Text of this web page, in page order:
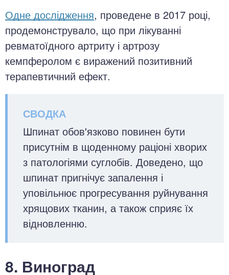
Одне дослідження, проведене в 2017 році,
продемонструвало, що при лікуванні
ревматоїдного артриту і артрозу
кемпферолом є виражений позитивний
терапевтичний ефект.
Шпинат обов'язково повинен бути
присутнім в щоденному раціоні хворих
з патологіями суглобів. Доведено, що
шпинат пригнічує запалення і
уповільнює прогресування руйнування
хрящових тканин, а також сприяє їх
відновленню.
8. Виноград